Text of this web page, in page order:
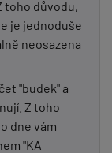
toho důvodu,
je jednoduše
neosazena
"budek" a
Z toho
dne vám
"KA